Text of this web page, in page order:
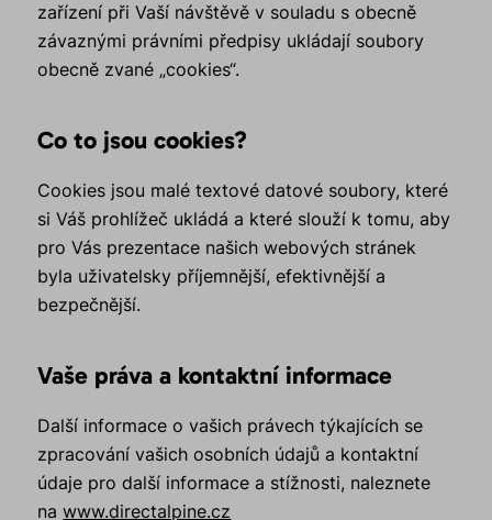
zařízení při Vaší návštěvě v souladu s obecně
závaznými právními předpisy ukládají soubory
obecně zvané „cookies“.
Co to jsou cookies?
Cookies jsou malé textové datové soubory, které
si Váš prohlížeč ukládá a které slouží k tomu, aby
pro Vás prezentace našich webových stránek
byla uživatelsky příjemnější, efektivnější a
bezpečnější.
Vaše práva a kontaktní informace
Další informace o vašich právech týkajících se
zpracování vašich osobních údajů a kontaktní
údaje pro další informace a stížnosti, naleznete
nawww.directalpine.cz